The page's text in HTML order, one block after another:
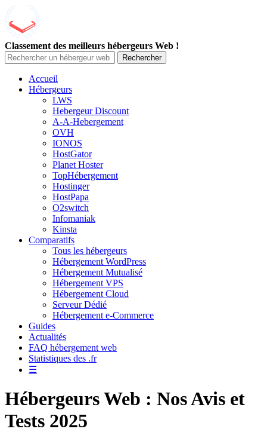
Classement des meilleurs hébergeurs Web !
Rechercher
Accueil
Hébergeurs
LWS
Hebergeur Discount
A-A-Hebergement
OVH
IONOS
HostGator
Planet Hoster
TopHébergement
Hostinger
HostPapa
O2switch
Infomaniak
Kinsta
Comparatifs
Tous les hébergeurs
Hébergement WordPress
Hébergement Mutualisé
Hébergement VPS
Hébergement Cloud
Serveur Dédié
Hébergement e-Commerce
Guides
Actualités
FAQ hébergement web
Statistiques des .fr
☰
Hébergeurs Web : Nos Avis et
Tests 2025